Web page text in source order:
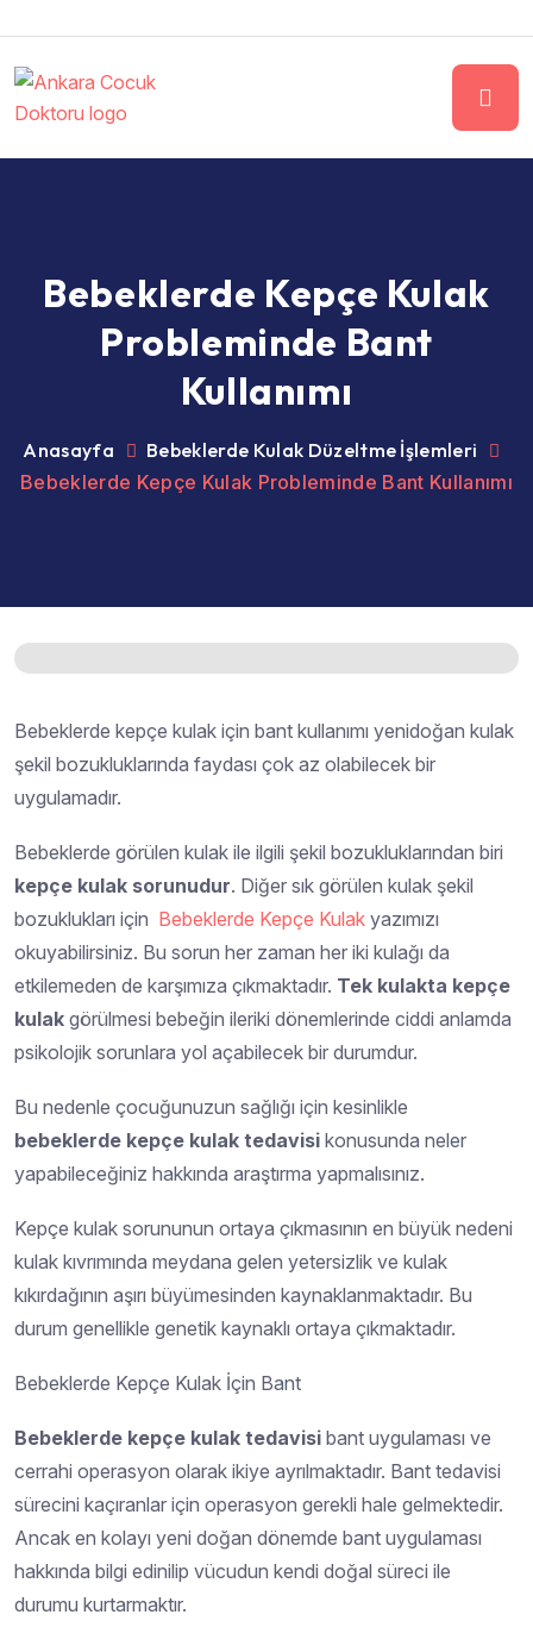
Bebeklerde Kepçe Kulak
Probleminde Bant
Kullanımı
Anasayfa
Bebeklerde Kulak Düzeltme İşlemleri
Bebeklerde Kepçe Kulak Probleminde Bant Kullanımı
Bebeklerde kepçe kulak için bant kullanımı yenidoğan kulak
şekil bozukluklarında faydası çok az olabilecek bir
uygulamadır.
Bebeklerde görülen kulak ile ilgili şekil bozukluklarından biri
kepçe kulak sorunudur. Diğer sık görülen kulak şekil
bozuklukları için Bebeklerde Kepçe Kulak yazımızı
okuyabilirsiniz. Bu sorun her zaman her iki kulağı da
etkilemeden de karşımıza çıkmaktadır. Tek kulakta kepçe
kulak görülmesi bebeğin ileriki dönemlerinde ciddi anlamda
psikolojik sorunlara yol açabilecek bir durumdur.
Bu nedenle çocuğunuzun sağlığı için kesinlikle
bebeklerde kepçe kulak tedavisi konusunda neler
yapabileceğiniz hakkında araştırma yapmalısınız.
Kepçe kulak sorununun ortaya çıkmasının en büyük nedeni
kulak kıvrımında meydana gelen yetersizlik ve kulak
kıkırdağının aşırı büyümesinden kaynaklanmaktadır. Bu
durum genellikle genetik kaynaklı ortaya çıkmaktadır.
Bebeklerde Kepçe Kulak İçin Bant
Bebeklerde kepçe kulak tedavisi bant uygulaması ve
cerrahi operasyon olarak ikiye ayrılmaktadır. Bant tedavisi
sürecini kaçıranlar için operasyon gerekli hale gelmektedir.
Ancak en kolayı yeni doğan dönemde bant uygulaması
hakkında bilgi edinilip vücudun kendi doğal süreci ile
durumu kurtarmaktır.